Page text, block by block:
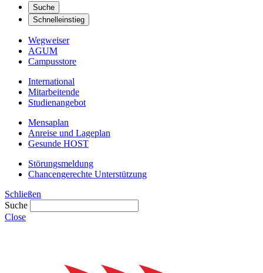
Suche
Schnelleinstieg
Wegweiser
AGUM
Campusstore
International
Mitarbeitende
Studienangebot
Mensaplan
Anreise und Lageplan
Gesunde HOST
Störungsmeldung
Chancengerechte Unterstützung
Schließen
Suche
Close